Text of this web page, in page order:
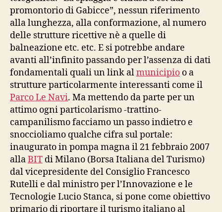
promontorio di Gabicce”, nessun riferimento
alla lunghezza, alla conformazione, al numero
delle strutture ricettive nè a quelle di
balneazione etc. etc. E si potrebbe andare
avanti all’infinito passando per l’assenza di dati
fondamentali quali un link almunicipio o a
strutture particolarmente interessanti come il
Parco Le Navi. Ma mettendo da parte per un
attimo ogni particolarismo -trattino-
campanilismo facciamo un passo indietro e
snoccioliamo qualche cifra sul portale:
inaugurato in pompa magna il 21 febbraio 2007
allaBIT di Milano (Borsa Italiana del Turismo)
dal vicepresidente del Consiglio Francesco
Rutelli e dal ministro per l’Innovazione e le
Tecnologie Lucio Stanca, si pone come obiettivo
primario di riportare il turismo italiano al